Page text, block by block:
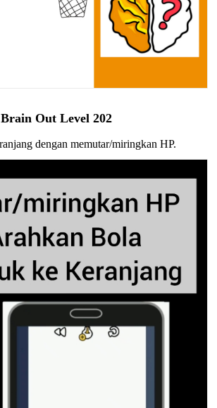
Out Level 202
dengan memutar/miringkan HP.